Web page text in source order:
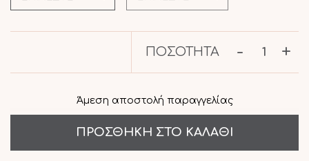
ΠΟΣΌΤΗΤΑ - +
Άμεση αποστολή παραγγελίας